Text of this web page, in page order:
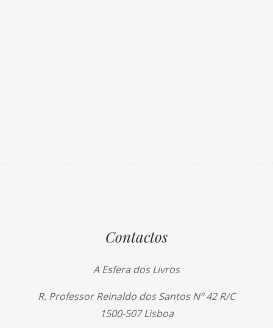
Contactos
A Esfera dos Livros
R. Professor Reinaldo dos Santos Nº 42 R/C
1500-507 Lisboa